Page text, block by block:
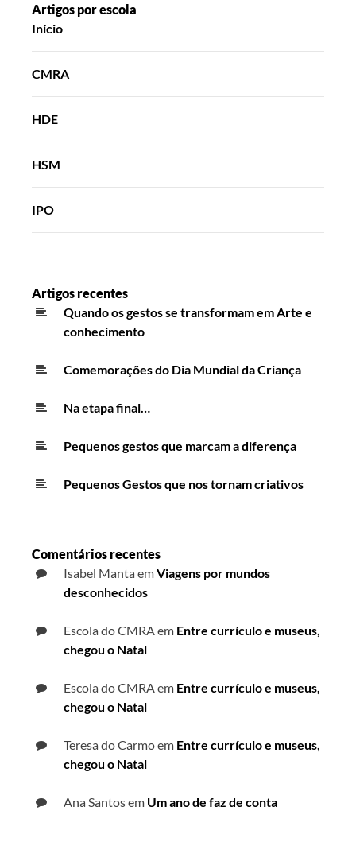
Artigos por escola
Início
CMRA
HDE
HSM
IPO
Artigos recentes
Quando os gestos se transformam em Arte e
conhecimento
Comemorações do Dia Mundial da Criança
Na etapa final…
Pequenos gestos que marcam a diferença
Pequenos Gestos que nos tornam criativos
Comentários recentes
Isabel MantaemViagens por mundos
desconhecidos
Escola do CMRA em Entre currículo e museus,
chegou o Natal
Escola do CMRA em Entre currículo e museus,
chegou o Natal
Teresa do Carmoem Entre currículo e museus,
chegou o Natal
Ana Santosem Um ano de faz de conta